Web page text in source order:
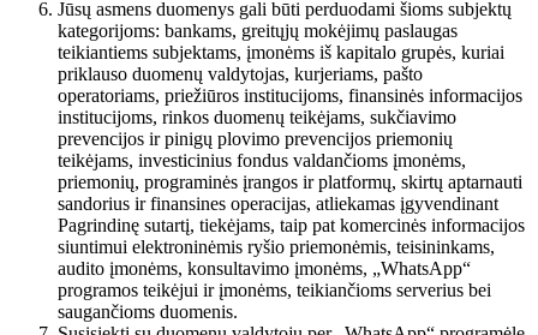
Jūsų asmens duomenys gali būti perduodami šioms subjektų
kategorijoms: bankams, greitųjų mokėjimų paslaugas
teikiantiems subjektams, įmonėms iš kapitalo grupės, kuriai
priklauso duomenų valdytojas, kurjeriams, pašto
operatoriams, priežiūros institucijoms, finansinės informacijos
institucijoms, rinkos duomenų teikėjams, sukčiavimo
prevencijos ir pinigų plovimo prevencijos priemonių
teikėjams, investicinius fondus valdančioms įmonėms,
priemonių, programinės įrangos ir platformų, skirtų aptarnauti
sandorius ir finansines operacijas, atliekamas įgyvendinant
Pagrindinę sutartį, tiekėjams, taip pat komercinės informacijos
siuntimui elektroninėmis ryšio priemonėmis, teisininkams,
audito įmonėms, konsultavimo įmonėms, „WhatsApp“
programos teikėjui ir įmonėms, teikiančioms serverius bei
saugančioms duomenis.